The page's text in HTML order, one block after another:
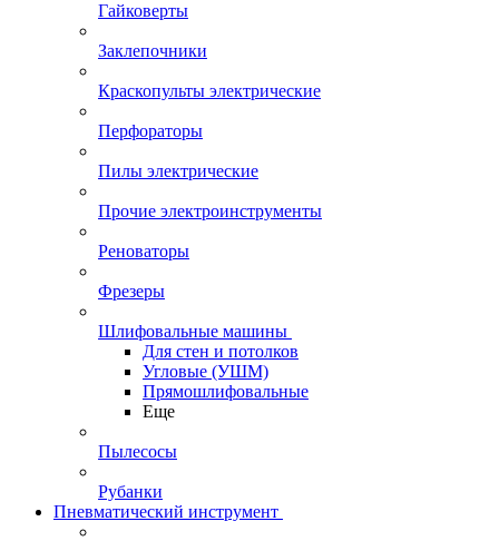
Гайковерты
Заклепочники
Краскопульты электрические
Перфораторы
Пилы электрические
Прочие электроинструменты
Реноваторы
Фрезеры
Шлифовальные машины
Для стен и потолков
Угловые (УШМ)
Прямошлифовальные
Еще
Пылесосы
Рубанки
Пневматический инструмент